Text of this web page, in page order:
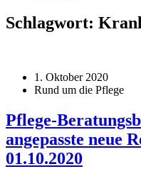
Schlagwort:
1. Oktober 2020
Rund um die Pflege
Pflege-
angepasste neue
01.10.2020